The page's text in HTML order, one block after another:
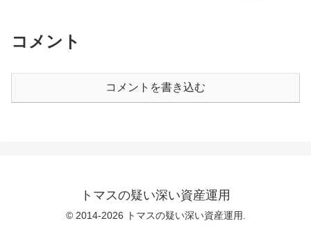
コメント
コメントを書き込む
トマスの疑い深い資産運用
© 2014-2026 トマスの疑い深い資産運用.